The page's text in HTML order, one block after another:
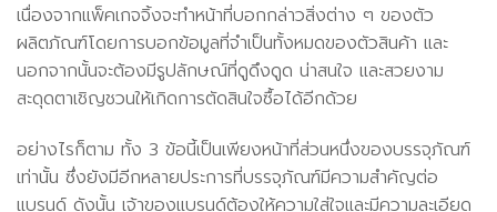
เนื่องจากแพ็คเกจจิ้งจะทำหน้าที่บอกกล่าวสิ่งต่าง ๆ ของตัว
ผลิตภัณฑ์โดยการบอกข้อมูลที่จำเป็นทั้งหมดของตัวสินค้า และ
นอกจากนั้นจะต้องมีรูปลักษณ์ที่ดูดึงดูด น่าสนใจ และสวยงาม
สะดุดตาเชิญชวนให้เกิดการตัดสินใจซื้อได้อีกด้วย
อย่างไรก็ตาม ทั้ง 3 ข้อนี้เป็นเพียงหน้าที่ส่วนหนึ่งของบรรจุภัณฑ์
เท่านั้น ซึ่งยังมีอีกหลายประการที่บรรจุภัณฑ์มีความสำคัญต่อ
แบรนด์ ดังนั้น เจ้าของแบรนด์ต้องให้ความใส่ใจและมีความละเอียด